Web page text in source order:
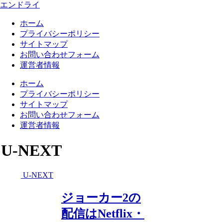
エンドライ
ホーム
プライバシーポリシー
サイトマップ
お問い合わせフォーム
運営者情報
ホーム
プライバシーポリシー
サイトマップ
お問い合わせフォーム
運営者情報
U-NEXT
U-NEXT
ジョーカー2の
配信はNetflix・